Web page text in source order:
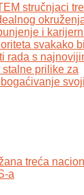
stručnjaci
i
svakako
rada s
prilike za